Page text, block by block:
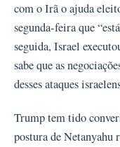
com o Irã o ajuda
segunda-feira que
seguida, Israel
sabe que as
desses ataques
Trump tem tido
postura de Netanyahu